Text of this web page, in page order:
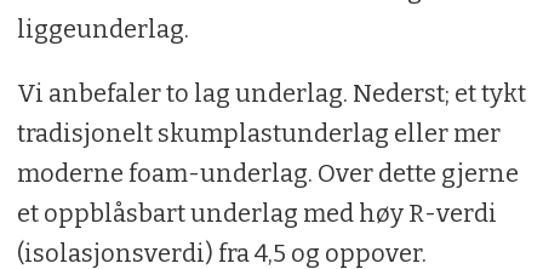
liggeunderlag.
Vi anbefaler to lag underlag. Nederst; et tykt
tradisjonelt skumplastunderlag eller mer
moderne foam-underlag. Over dette gjerne
et oppblåsbart underlag med høy R-verdi
(isolasjonsverdi) fra 4,5 og oppover.